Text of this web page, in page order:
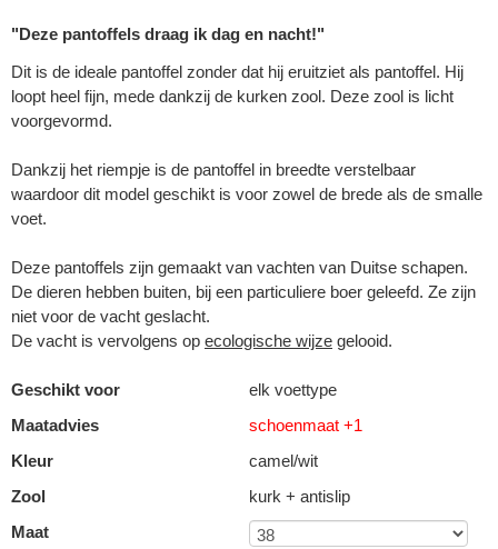
"Deze pantoffels draag ik dag en nacht!"
Dit is de ideale pantoffel zonder dat hij eruitziet als pantoffel. Hij
loopt heel fijn, mede dankzij de kurken zool. Deze zool is licht
voorgevormd.
Dankzij het riempje is de pantoffel in breedte verstelbaar
waardoor dit model geschikt is voor zowel de brede als de smalle
voet.
Deze pantoffels zijn gemaakt van vachten van Duitse schapen.
De dieren hebben buiten, bij een particuliere boer geleefd. Ze zijn
niet voor de vacht geslacht.
De vacht is vervolgens op ecologische wijze gelooid.
Geschikt voor
elk voettype
Maatadvies
schoenmaat +1
Kleur
camel/wit
Zool
kurk + antislip
Maat